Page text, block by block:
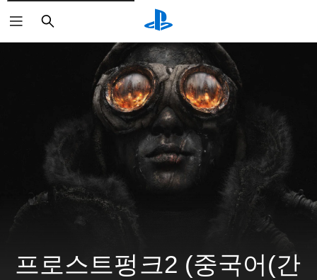
검
색
프로스트펑크2 (중국어(간